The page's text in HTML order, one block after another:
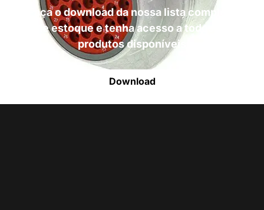
Faça o download da nossa lista completa
de estoque e tenha acesso a todos os
produtos disponíveis
Download